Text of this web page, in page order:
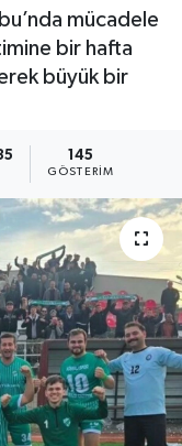
mücadele
bir hafta
büyük bir
145
GÖSTERIM